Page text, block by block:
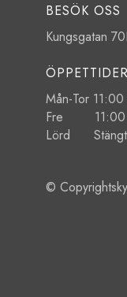
BESÖK OSS
Kungsgatan
ÖPPETTIDER
Mån-Tor
Fre 11:00
Lörd Stängt
©